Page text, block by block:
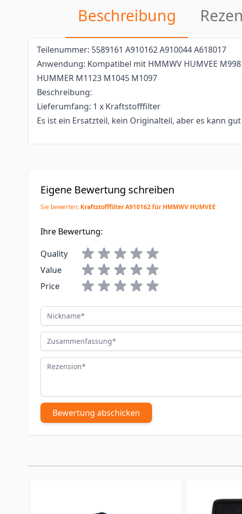
Beschreibung
Teilenummer: 5589161 A910162 A910044 A618017
Anwendung: Kompatibel mit HMMWV HUMVEE
HUMMER M1123 M1045 M1097
Beschreibung:
Lieferumfang: 1 x Kraftstofffilter
Es ist ein Ersatzteil, kein Originalteil, aber es kann
Eigene Bewertung schreiben
Sie bewerten: Kraftstofffilter A910162 für HMMWV HUMVEE
Ihre Bewertung:
Quality
Value
Price
Nickname
Zusammenfassung
Rezension
Bewertung abschicken